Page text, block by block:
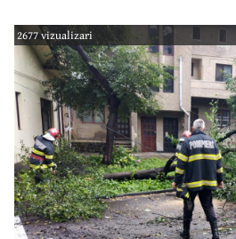
2677 vizualizari